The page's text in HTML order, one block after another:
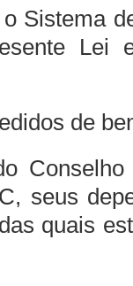
Sistema
Lei
de
seus
quais